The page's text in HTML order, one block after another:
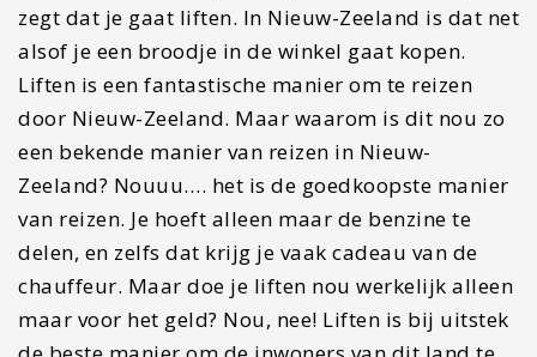
Zeeland dus is de kans groot dat iemand op
dezelfde locatie moet zijn. De ene dag heb je een
lift binnen twee minuten en de andere dag sta je
een paar uur te wachten, dat is nou het avontuur
van liften. Lukt het niet, dan kun je altijd
uitwijken naar Facebook groepen om daar alsnog
jouw lift te vinden.
Voordelen
Je leert de inwoners van het land echt kennen.